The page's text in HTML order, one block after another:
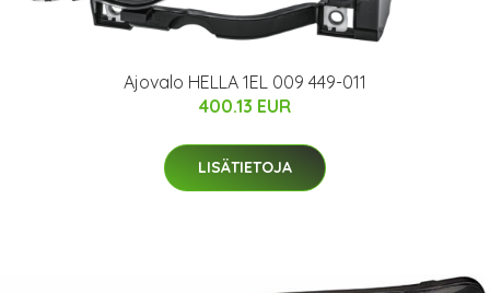
Ajovalo HELLA 1EL 009 449-011
400.13 EUR
LISÄTIETOJA